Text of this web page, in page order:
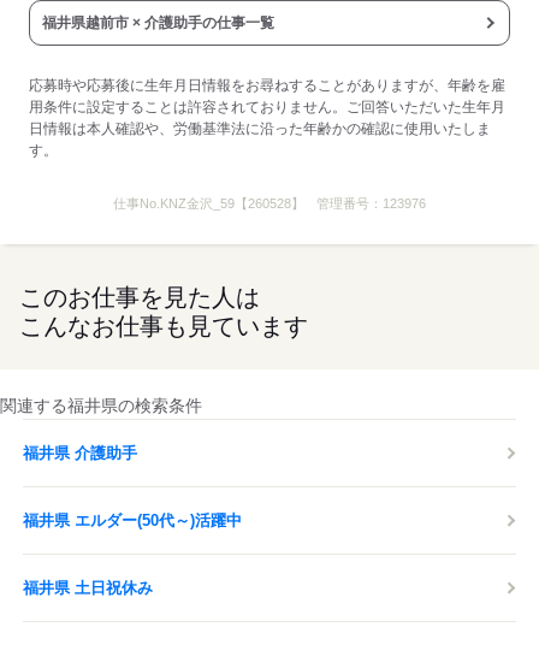
応募する
福井県越前市 × 介護助手の仕事一覧
応募時や応募後に生年月日情報をお尋ねすることがありますが、年齢を雇
用条件に設定することは許容されておりません。ご回答いただいた生年月
日情報は本人確認や、労働基準法に沿った年齢かの確認に使用いたしま
す。
仕事No. KNZ金沢_59【260528】 管理番号： 123976
このお仕事を見た人は
こんなお仕事も見ています
関連する福井県の検索条件
福井県 介護助手
福井県 エルダー(50代～)活躍中
福井県 土日祝休み